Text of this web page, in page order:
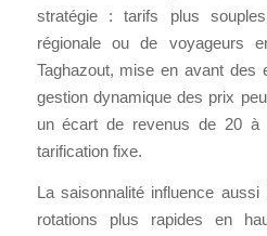
stratégie : tarifs plus
régionale ou de voyageurs
Taghazout, mise en avant des
gestion dynamique des prix
un écart de revenus de 20
tarification fixe.
La saisonnalité influence
rotations plus rapides en